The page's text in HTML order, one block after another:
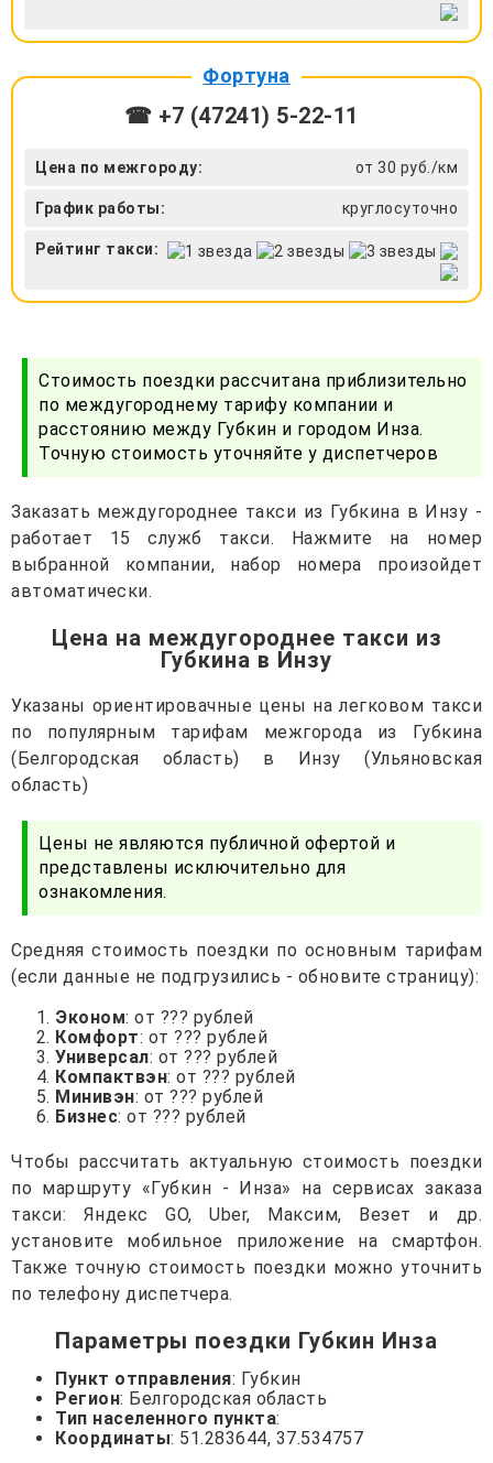
Фортуна
☎ +7 (47241) 5-22-11
Цена по межгороду: от 30 руб./км
График работы: круглосуточно
Рейтинг такси:
Стоимость поездки рассчитана приблизительно
по междугороднему тарифу компании и
расстоянию между Губкин и городом Инза.
Точную стоимость уточняйте у диспетчеров
Заказать междугороднее такси из Губкина в Инзу -
работает 15 служб такси. Нажмите на номер
выбранной компании, набор номера произойдет
автоматически.
Цена на междугороднее такси из
Губкина в Инзу
Указаны ориентировачные цены на легковом такси
по популярным тарифам межгорода из Губкина
(Белгородская область) в Инзу (Ульяновская
область)
Цены не являются публичной офертой и
представлены исключительно для
ознакомления.
Средняя стоимость поездки по основным тарифам
(если данные не подгрузились - обновите страницу):
Эконом: от ??? рублей
Комфорт: от ??? рублей
Универсал: от ??? рублей
Компактвэн: от ??? рублей
Минивэн: от ??? рублей
Бизнес: от ??? рублей
Чтобы рассчитать актуальную стоимость поездки
по маршруту «Губкин - Инза» на сервисах заказа
такси: Яндекс GO, Uber, Максим, Везет и др.
установите мобильное приложение на смартфон.
Также точную стоимость поездки можно уточнить
по телефону диспетчера.
Параметры поездки Губкин Инза
Пункт отправления: Губкин
Регион: Белгородская область
Тип населенного пункта:
Координаты: 51.283644, 37.534757